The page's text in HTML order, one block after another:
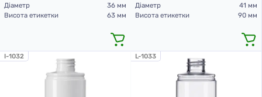
Діаметр
36 мм
Висота етикетки
63 мм
Діаметр
41 мм
Висота етикетки
90 мм
I-1032 L-1033